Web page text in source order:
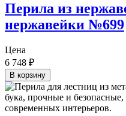
Перила из
нержавейки №699
Цена
6 748 ₽
В корзину